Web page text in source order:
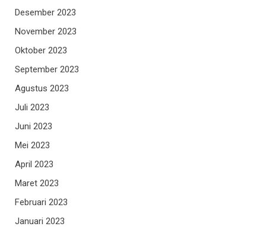
Desember 2023
November 2023
Oktober 2023
September 2023
Agustus 2023
Juli 2023
Juni 2023
Mei 2023
April 2023
Maret 2023
Februari 2023
Januari 2023